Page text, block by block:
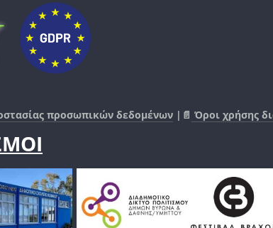
προσωπικών δεδομένων |📄 Όροι χρήσης